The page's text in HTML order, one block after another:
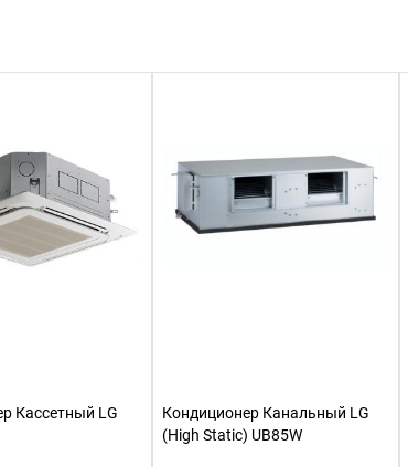
Кассетный LG
Кондиционер Канальный LG
(High Static) UB85W